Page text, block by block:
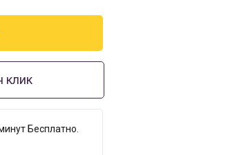
клик
Бесплатно.